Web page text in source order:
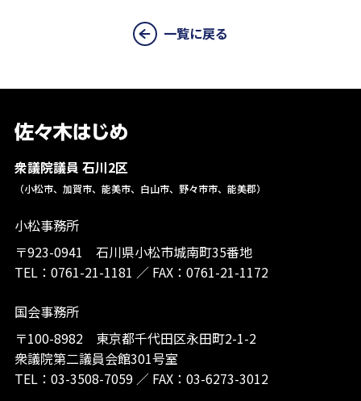
一覧に戻る
衆議院議員 石川2区
（小松市、加賀市、能美市、白山市、野々市市、能美郡）
小松事務所
〒923-0941 石川県小松市城南町35番地
TEL： 0761-21-1181 ／ FAX：0761-21-1172
国会事務所
〒100-8982 東京都千代田区永田町2-1-2
衆議院第二議員会館301号室
TEL： 03-3508-7059／ FAX：03-6273-3012